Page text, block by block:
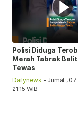
Polisi Diduga
Merah Tabrak
Tewas
Dailynews - Jumat ,
21:15 WIB